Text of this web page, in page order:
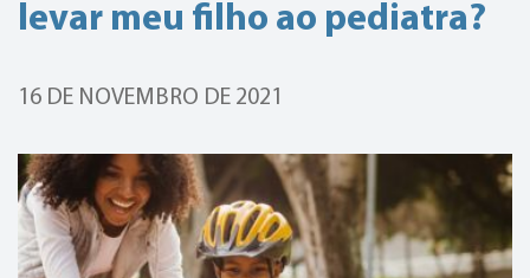
levar meu filho ao pediatra?
16 DE NOVEMBRO DE 2021